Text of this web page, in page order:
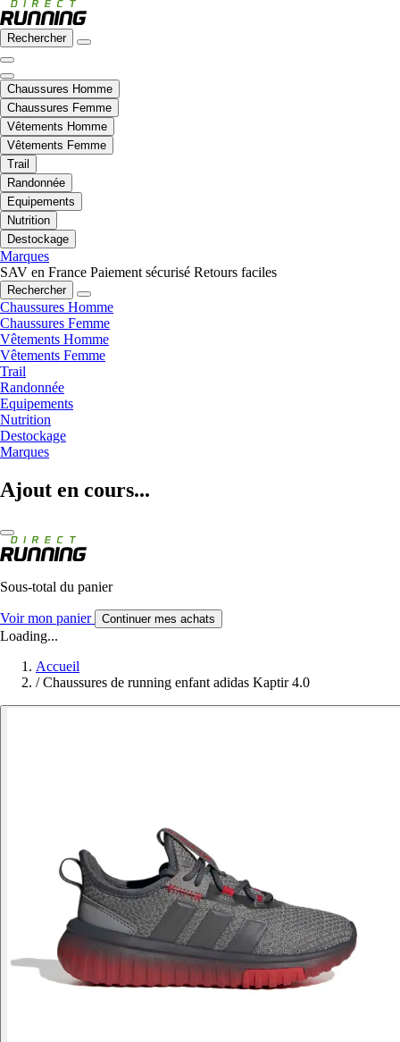
Rechercher
Chaussures Homme
Chaussures Femme
Vêtements Homme
Vêtements Femme
Trail
Randonnée
Equipements
Nutrition
Destockage
Marques
SAV en France Paiement sécurisé Retours faciles
Rechercher
Chaussures Homme
Chaussures Femme
Vêtements Homme
Vêtements Femme
Trail
Randonnée
Equipements
Nutrition
Destockage
Marques
Ajout en cours...
Sous-total du panier
Voir mon panier Continuer mes achats
Loading...
Accueil
/ Chaussures de running enfant adidas Kaptir 4.0